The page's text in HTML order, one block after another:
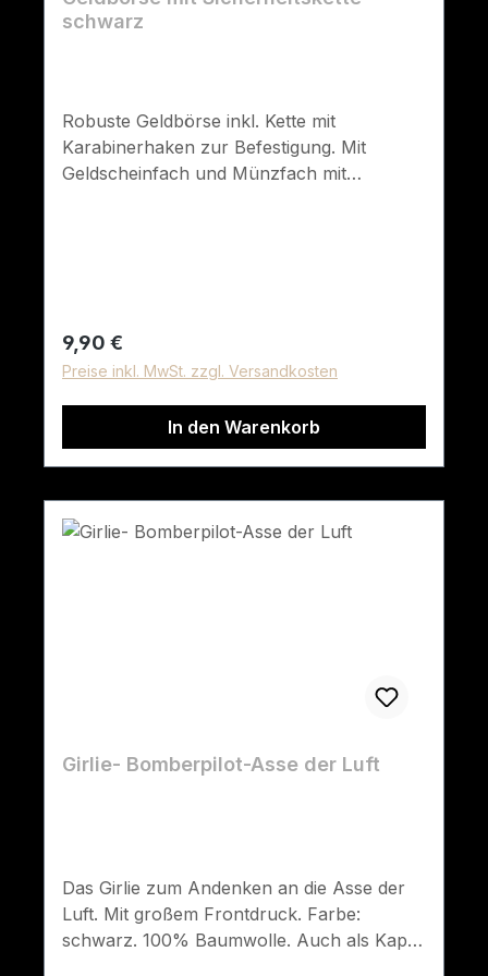
schwarz
Robuste Geldbörse inkl. Kette mit
Karabinerhaken zur Befestigung. Mit
Geldscheinfach und Münzfach mit
Regulärer Preis:
9,90 €
Preise inkl. MwSt. zzgl. Versandkosten
In den Warenkorb
Girlie- Bomberpilot-Asse der Luft
Das Girlie zum Andenken an die Asse der
Luft. Mit großem Frontdruck. Farbe:
schwarz. 100% Baumwolle. Auch als Kapu,